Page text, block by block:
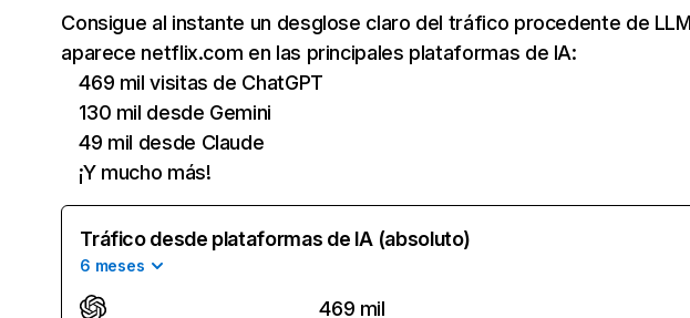
Consigue al instante un desglose claro del tráfico procedente de
aparece netflix.com en las principales plataformas de IA:
469 mil visitas de ChatGPT
130 mil desde Gemini
49 mil desde Claude
¡Y mucho más!
Tráfico desde plataformas de IA (absoluto)
6 meses
469 mil